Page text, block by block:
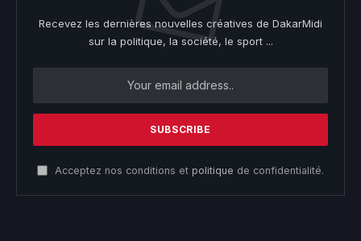
Recevez les dernières nouvelles créatives de DakarMidi
sur la politique, la société, le sport ...
Acceptez nos conditions et politique de confidentialité.